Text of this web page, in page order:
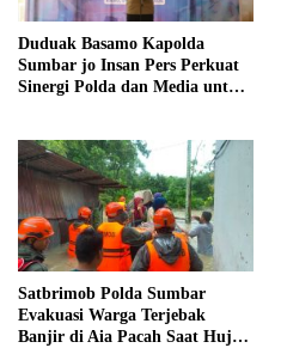
Duduak Basamo Kapolda
Sumbar jo Insan Pers Perkuat
Sinergi Polda dan Media untuk
Satbrimob Polda Sumbar
Evakuasi Warga Terjebak
Banjir di Aia Pacah Saat Hujan